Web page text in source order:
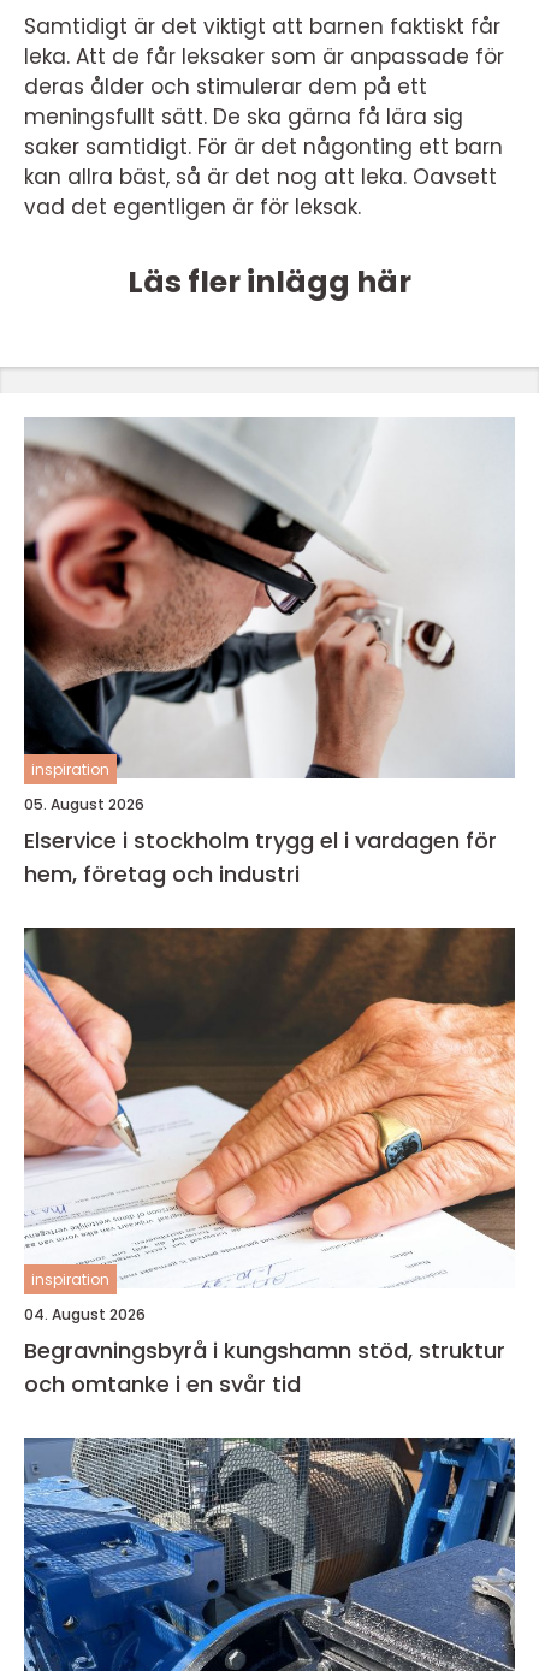
Samtidigt är det viktigt att barnen faktiskt får
leka. Att de får leksaker som är anpassade för
deras ålder och stimulerar dem på ett
meningsfullt sätt. De ska gärna få lära sig
saker samtidigt. För är det någonting ett barn
kan allra bäst, så är det nog att leka. Oavsett
vad det egentligen är för leksak.
Läs fler inlägg här
inspiration
05. August 2026
Elservice i stockholm trygg el i vardagen för
hem, företag och industri
inspiration
04. August 2026
Begravningsbyrå i kungshamn stöd, struktur
och omtanke i en svår tid